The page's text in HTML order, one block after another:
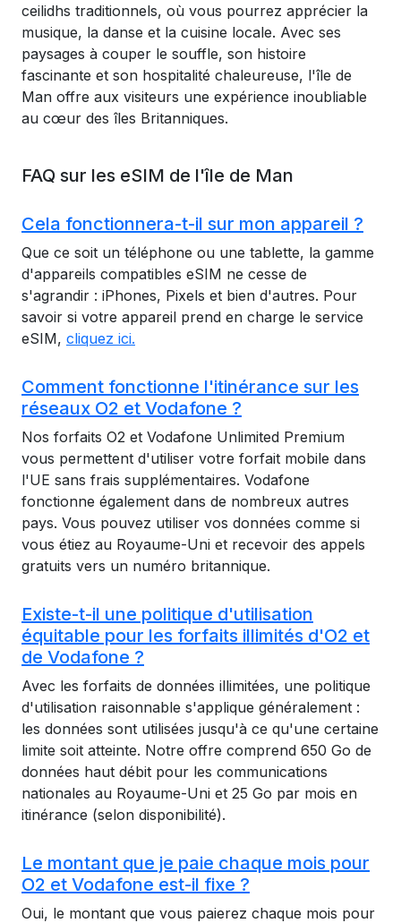
ceilidhs traditionnels, où vous pourrez apprécier la
musique, la danse et la cuisine locale. Avec ses
paysages à couper le souffle, son histoire
fascinante et son hospitalité chaleureuse, l'île de
Man offre aux visiteurs une expérience inoubliable
au cœur des îles Britanniques.
FAQ sur les eSIM de l'île de Man
Cela fonctionnera-t-il sur mon appareil ?
Que ce soit un téléphone ou une tablette, la gamme
d'appareils compatibles eSIM ne cesse de
s'agrandir : iPhones, Pixels et bien d'autres. Pour
savoir si votre appareil prend en charge le service
eSIM, cliquez ici.
Comment fonctionne l'itinérance sur les
réseaux O2 et Vodafone ?
Nos forfaits O2 et Vodafone Unlimited Premium
vous permettent d'utiliser votre forfait mobile dans
l'UE sans frais supplémentaires. Vodafone
fonctionne également dans de nombreux autres
pays. Vous pouvez utiliser vos données comme si
vous étiez au Royaume-Uni et recevoir des appels
gratuits vers un numéro britannique.
Existe-t-il une politique d'utilisation
équitable pour les forfaits illimités d'O2 et
de Vodafone ?
Avec les forfaits de données illimitées, une politique
d'utilisation raisonnable s'applique généralement :
les données sont utilisées jusqu'à ce qu'une certaine
limite soit atteinte. Notre offre comprend 650 Go de
données haut débit pour les communications
nationales au Royaume-Uni et 25 Go par mois en
itinérance (selon disponibilité).
Le montant que je paie chaque mois pour
O2 et Vodafone est-il fixe ?
Oui, le montant que vous paierez chaque mois pour